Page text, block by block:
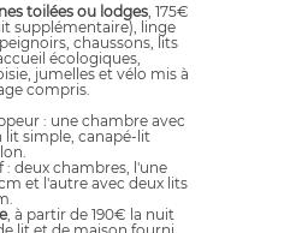
toilées ou lodges , 175€
supplémentaire), linge
chaussons, lits
écologiques,
jumelles et vélo mis à
compris.
: une chambre avec
lit simple, canapé-lit
: deux chambres, l'une
et l'autre avec deux lits
, à partir de 190€ la nuit